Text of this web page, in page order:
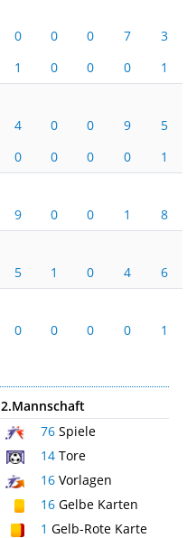
0 0 0 7
3
1 0 0 0
1
4 0 0 9
5
0 0 0 0
1
9 0 0 1
8
5 1 0 4
6
0 0 0 0 1
2.Mannschaft
76Spiele
14Tore
16Vorlagen
16Gelbe Karten
1 Gelb-Rote Karte